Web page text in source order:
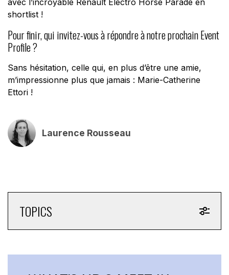
avec l’incroyable Renault Electro Horse Parade en
shortlist !
Pour finir, qui invitez-vous à répondre à notre prochain Event
Profile ?
Sans hésitation, celle qui, en plus d’être une amie,
m’impressionne plus que jamais : Marie-Catherine
Ettori !
Laurence Rousseau
TOPICS